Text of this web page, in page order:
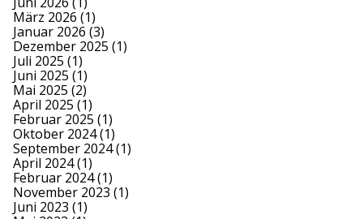
März 2026 (1)
Januar 2026 (3)
Dezember 2025 (1)
Juli 2025 (1)
Juni 2025 (1)
Mai 2025 (2)
April 2025 (1)
Februar 2025 (1)
Oktober 2024(1)
September 2024(1)
April 2024(1)
Februar 2024(1)
November 2023 (1)
Juni 2023 (1)